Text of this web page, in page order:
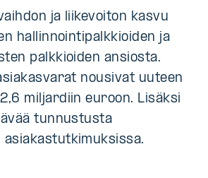
ja liikevoiton kasvu
hallinnointipalkkioiden ja
palkkioiden ansiosta.
nousivat uuteen
miljardiin euroon. Lisäksi
tunnustusta
asiakastutkimuksissa.